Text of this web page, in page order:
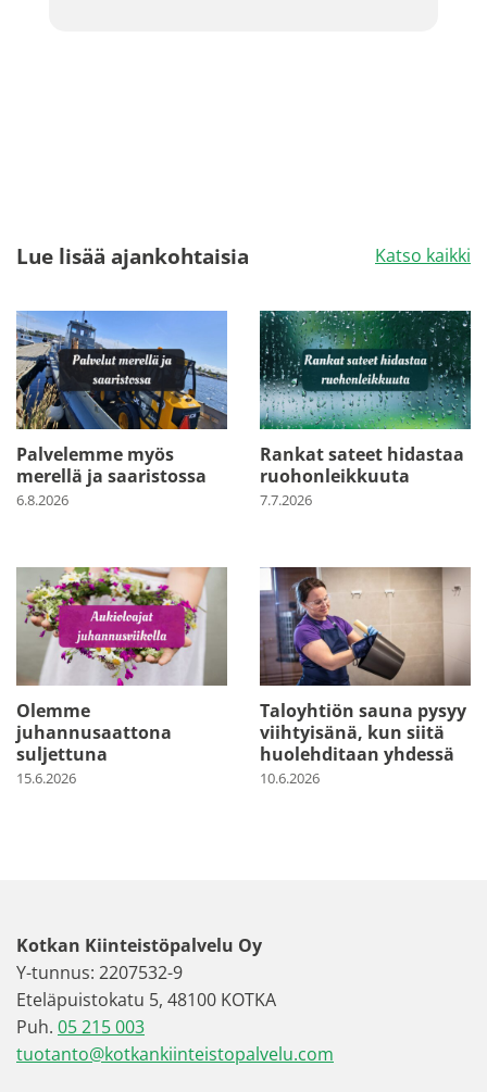
Lue lisää ajankohtaisia Katso kaikki
Palvelemme myös
merellä ja saaristossa
6.8.2026
Rankat sateet hidastaa
ruohonleikkuuta
7.7.2026
Olemme
juhannusaattona
suljettuna
15.6.2026
Taloyhtiön sauna pysyy
viihtyisänä, kun siitä
huolehditaan yhdessä
10.6.2026
Kotkan Kiinteistöpalvelu Oy
Y-tunnus: 2207532-9
Eteläpuistokatu 5, 48100 KOTKA
Puh. 05 215 003
tuotanto@kotkankiinteistopalvelu.com